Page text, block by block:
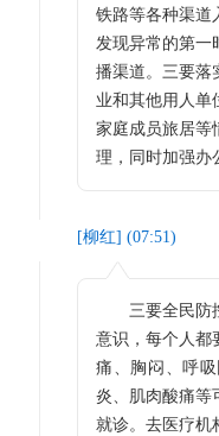
铁路等各种渠道
发现异常的第一
播渠道。三要落
业和其他用人单
家庭成员旅居等
理，同时加强办
[柳红] (07:51)
三要全民防控
意识，每个人都
痛、胸闷、呼
炎、肌肉酸痛等
就诊。去医疗机